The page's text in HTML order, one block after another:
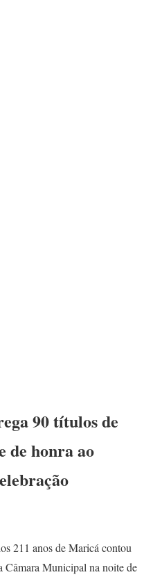
90 títulos de
de honra ao
211 anos de Maricá contou
Câmara Municipal na noite de